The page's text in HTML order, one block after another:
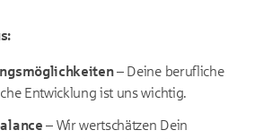
– Deine berufliche
Entwicklung ist uns wichtig.
– Wir wertschätzen Dein